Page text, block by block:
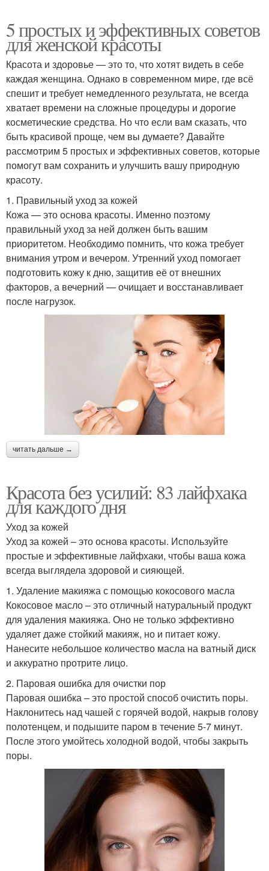
5 простых и эффективных советов
для женской красоты
Красота и здоровье — это то, что хотят видеть в себе
каждая женщина. Однако в современном мире, где всё
спешит и требует немедленного результата, не всегда
хватает времени на сложные процедуры и дорогие
косметические средства. Но что если вам сказать, что
быть красивой проще, чем вы думаете? Давайте
рассмотрим 5 простых и эффективных советов, которые
помогут вам сохранить и улучшить вашу природную
красоту.
1. Правильный уход за кожей
Кожа — это основа красоты. Именно поэтому
правильный уход за ней должен быть вашим
приоритетом. Необходимо помнить, что кожа требует
внимания утром и вечером. Утренний уход помогает
подготовить кожу к дню, защитив её от внешних
факторов, а вечерний — очищает и восстанавливает
после нагрузок.
читать дальше →
Красота без усилий: 83 лайфхака
для каждого дня
Уход за кожей
Уход за кожей – это основа красоты. Используйте
простые и эффективные лайфхаки, чтобы ваша кожа
всегда выглядела здоровой и сияющей.
1. Удаление макияжа с помощью кокосового масла
Кокосовое масло – это отличный натуральный продукт
для удаления макияжа. Оно не только эффективно
удаляет даже стойкий макияж, но и питает кожу.
Нанесите небольшое количество масла на ватный диск
и аккуратно протрите лицо.
2. Паровая ошибка для очистки пор
Паровая ошибка – это простой способ очистить поры.
Наклонитесь над чашей с горячей водой, накрыв голову
полотенцем, и подышите паром в течение 5-7 минут.
После этого умойтесь холодной водой, чтобы закрыть
поры.